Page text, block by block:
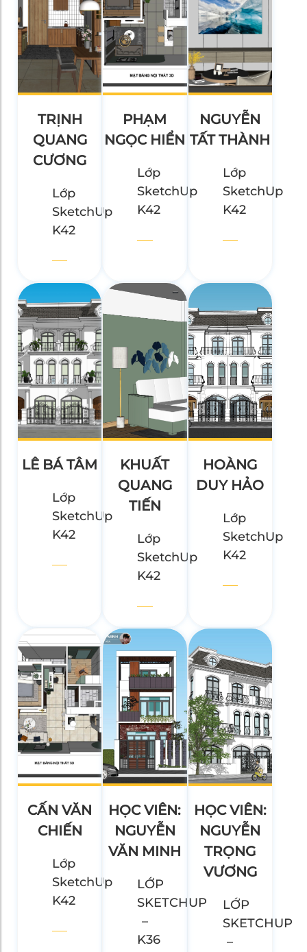
TRỊNH
QUANG
CƯƠNG
Lớp
SketchUp
K42
PHẠM
NGỌC HIỂN
Lớp
SketchUp
K42
NGUYỄN
TẤT THÀNH
Lớp
SketchUp
K42
LÊ BÁ TÂM
Lớp
SketchUp
K42
KHUẤT
QUANG
TIẾN
Lớp
SketchUp
K42
HOÀNG
DUY HẢO
Lớp
SketchUp
K42
CẤN VĂN
CHIẾN
Lớp
SketchUp
K42
HỌC VIÊN:
NGUYỄN
VĂN MINH
LỚP
SKETCHUP
–
K36
HỌC VIÊN:
NGUYỄN
TRỌNG
VƯƠNG
LỚP
SKETCHUP
–